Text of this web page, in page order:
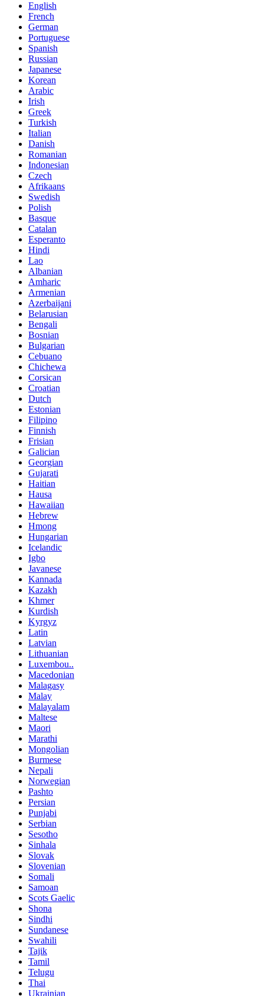
English
French
German
Portuguese
Spanish
Russian
Japanese
Korean
Arabic
Irish
Greek
Turkish
Italian
Danish
Romanian
Indonesian
Czech
Afrikaans
Swedish
Polish
Basque
Catalan
Esperanto
Hindi
Lao
Albanian
Amharic
Armenian
Azerbaijani
Belarusian
Bengali
Bosnian
Bulgarian
Cebuano
Chichewa
Corsican
Croatian
Dutch
Estonian
Filipino
Finnish
Frisian
Galician
Georgian
Gujarati
Haitian
Hausa
Hawaiian
Hebrew
Hmong
Hungarian
Icelandic
Igbo
Javanese
Kannada
Kazakh
Khmer
Kurdish
Kyrgyz
Latin
Latvian
Lithuanian
Luxembou..
Macedonian
Malagasy
Malay
Malayalam
Maltese
Maori
Marathi
Mongolian
Burmese
Nepali
Norwegian
Pashto
Persian
Punjabi
Serbian
Sesotho
Sinhala
Slovak
Slovenian
Somali
Samoan
Scots Gaelic
Shona
Sindhi
Sundanese
Swahili
Tajik
Tamil
Telugu
Thai
Ukrainian